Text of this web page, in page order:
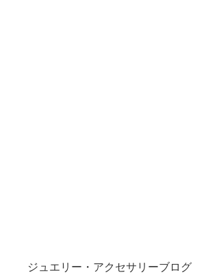
ジュエリー・アクセサリーブログ